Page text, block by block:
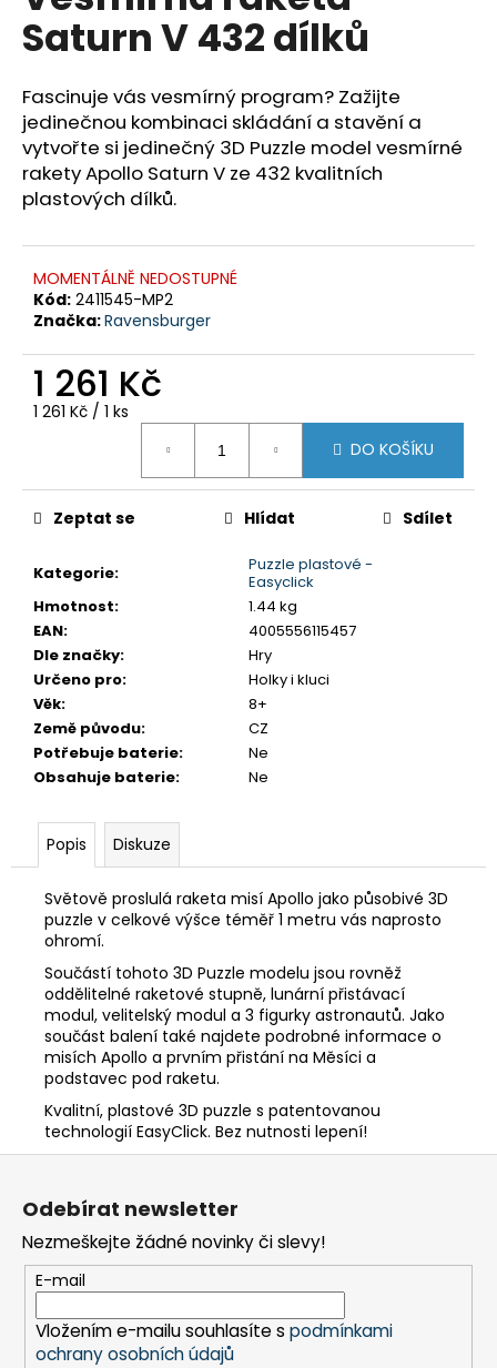
0,0
z
hvězdiček.
Saturn V 432 dílků
Fascinuje vás vesmírný program? Zažijte
jedinečnou kombinaci skládání a stavění a
vytvořte si jedinečný 3D Puzzle model vesmírné
rakety Apollo Saturn V ze 432 kvalitních
plastových dílků.
MOMENTÁLNĚ NEDOSTUPNÉ
Kód: 2411545-MP2
Značka:Ravensburger
1 261 Kč
Měrná
1 261 Kč / 1 ks
DO KOŠÍKU
Kategorie:
Puzzle plastové -
Easyclick
Hmotnost:
1.44 kg
EAN:
4005556115457
Dle značky:
Hry
Určeno pro:
Holky i kluci
Věk:
8+
Země původu:
CZ
Potřebuje baterie:
Ne
Obsahuje baterie: Ne
Zeptat se Hlídat Sdílet
Popis Diskuze
Světově proslulá raketa misí Apollo jako působivé 3D
puzzle v celkové výšce téměř 1 metru vás naprosto
ohromí.
Součástí tohoto 3D Puzzle modelu jsou rovněž
oddělitelné raketové stupně, lunární přistávací
modul, velitelský modul a 3 figurky astronautů. Jako
součást balení také najdete podrobné informace o
misích Apollo a prvním přistání na Měsíci a
podstavec pod raketu.
Kvalitní, plastové 3D puzzle s patentovanou
technologií EasyClick. Bez nutnosti lepení!
a
j
í
t
?
D
o
p
o
č
u
e
m
e
MONTESSORI
DRŽÁK
NA
TŘI
TUŽKY
Z
Odebírat newsletter
Nezmeškejte žádné novinky či slevy!
E-mail
Vložením e-mailu souhlasíte s podmínkami
ochrany osobních údajů